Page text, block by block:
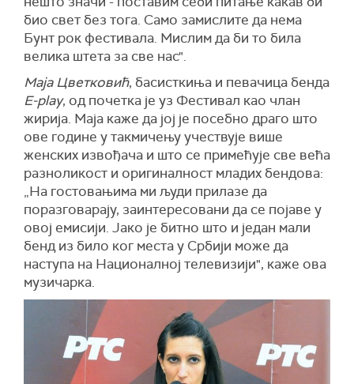
био свет без тога. Само замислите да нема
Бунт рок фестивала. Мислим да би то била
велика штета за све нас".
Маја Цветковић, басисткиња и певачица бенда
Е-play, од почетка је уз Фестивал као члан
жирија. Маја каже да јој је посебно драго што
ове године у такмичењу учествује више
женских извођача и што се примећује све већа
разноликост и оригиналност младих бендова:
„На гостовањима ми људи прилазе да
поразговарају, заинтересовани да се појаве у
овој емисији. Јако је битно што и један мали
бенд из било ког места у Србији може да
наступа на Националној телевизији", каже ова
музичарка.